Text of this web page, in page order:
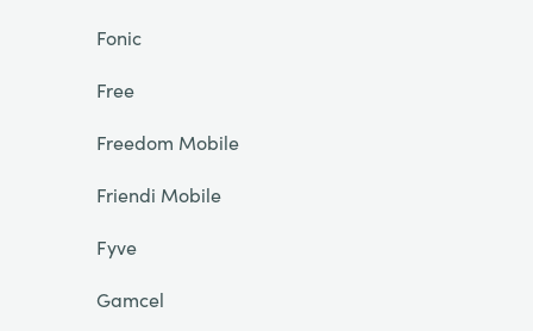
Fonic
Free
Freedom Mobile
Friendi Mobile
Fyve
Gamcel